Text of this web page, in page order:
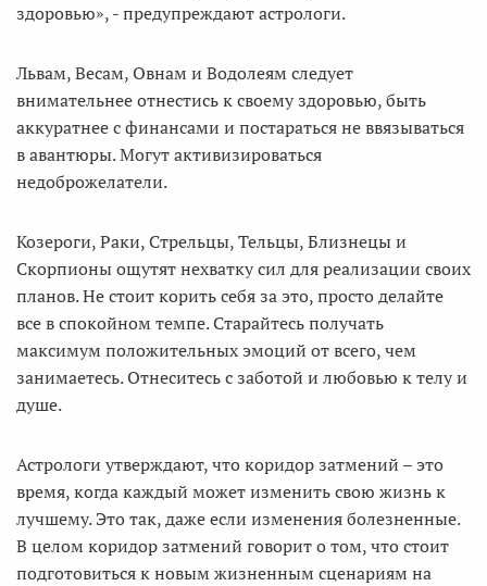
здоровью», - предупреждают астрологи.
Львам, Весам, Овнам и Водолеям следует
внимательнее отнестись к своему здоровью, быть
аккуратнее с финансами и постараться не ввязываться
в авантюры. Могут активизироваться
недоброжелатели.
Козероги, Раки, Стрельцы, Тельцы, Близнецы и
Скорпионы ощутят нехватку сил для реализации своих
планов. Не стоит корить себя за это, просто делайте
все в спокойном темпе. Старайтесь получать
максимум положительных эмоций от всего, чем
занимаетесь. Отнеситесь с заботой и любовью к телу и
душе.
Астрологи утверждают, что коридор затмений – это
время, когда каждый может изменить свою жизнь к
лучшему. Это так, даже если изменения болезненные.
В целом коридор затмений говорит о том, что стоит
подготовиться к новым жизненным сценариям на